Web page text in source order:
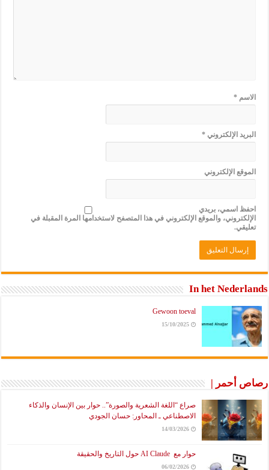
الاسم*
البريد الإلكتروني*
الموقع الإلكتروني
احفظ اسمي، بريدي
الإلكتروني، والموقع الإلكتروني في هذا المتصفح لاستخدامها المرة المقبلة في
تعليقي.
In het Nederlands
Gewoon toeval
15/10/2025
رصاص أحمر |
صراع “اللغة الشعرية والصورة”.. حوار بين الإنسان والذكاء
الاصطناعي ـ المحاور: حسان الجودي
14/03/2026
حوار مع AI Claude حول التاريخ والحقيقة
06/02/2026